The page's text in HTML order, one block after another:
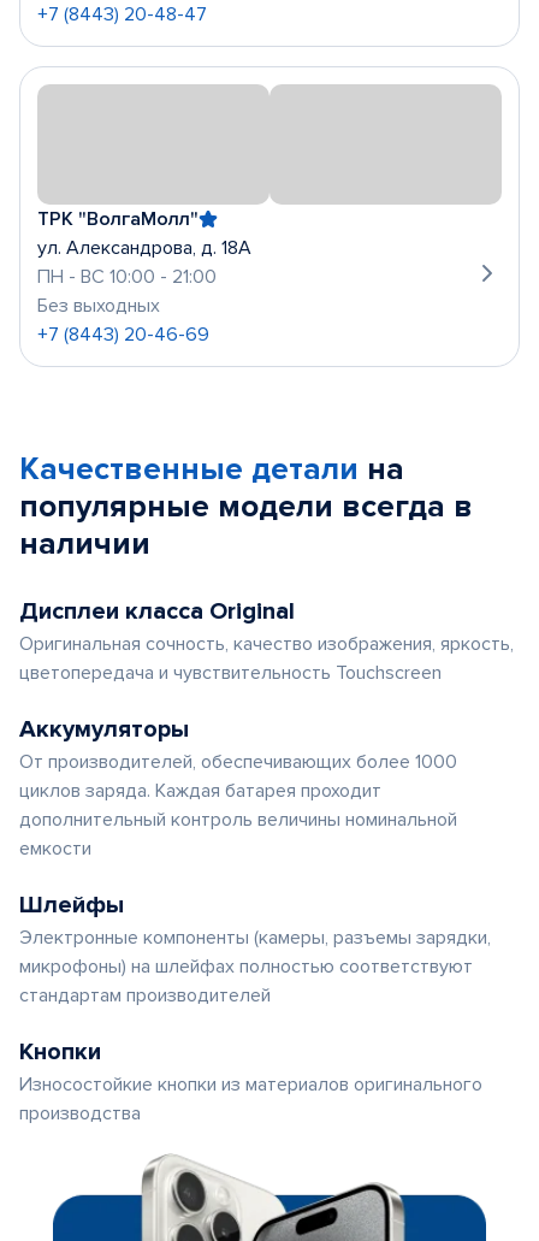
+7 (8443) 20-48-47
ТРК "ВолгаМолл"
ул. Александрова, д. 18А
ПН - ВС 10:00 - 21:00
Без выходных
+7 (8443) 20-46-69
Качественные детали на
популярные модели всегда в
наличии
Дисплеи класса Original
Оригинальная сочность, качество изображения, яркость,
цветопередача и чувствительность Touchscreen
Аккумуляторы
От производителей, обеспечивающих более 1000
циклов заряда. Каждая батарея проходит
дополнительный контроль величины номинальной
емкости
Шлейфы
Электронные компоненты (камеры, разъемы зарядки,
микрофоны) на шлейфах полностью соответствуют
стандартам производителей
Кнопки
Износостойкие кнопки из материалов оригинального
производства